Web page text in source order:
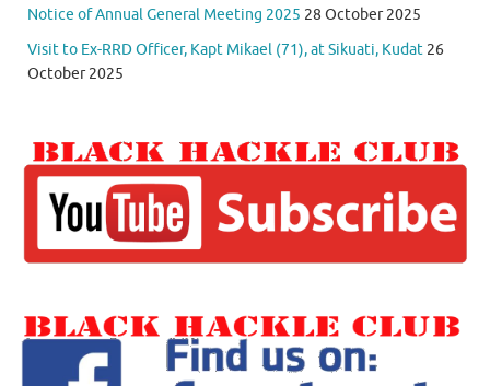
Notice of Annual General Meeting 2025 28 October 2025
Visit to Ex-RRD Officer, Kapt Mikael (71), at Sikuati, Kudat 26
October 2025